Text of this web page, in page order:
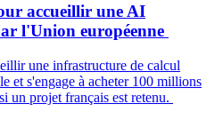
accueillir une AI
l'Union européenne
une infrastructure de calcul
et s'engage à acheter 100 millions
un projet français est retenu.